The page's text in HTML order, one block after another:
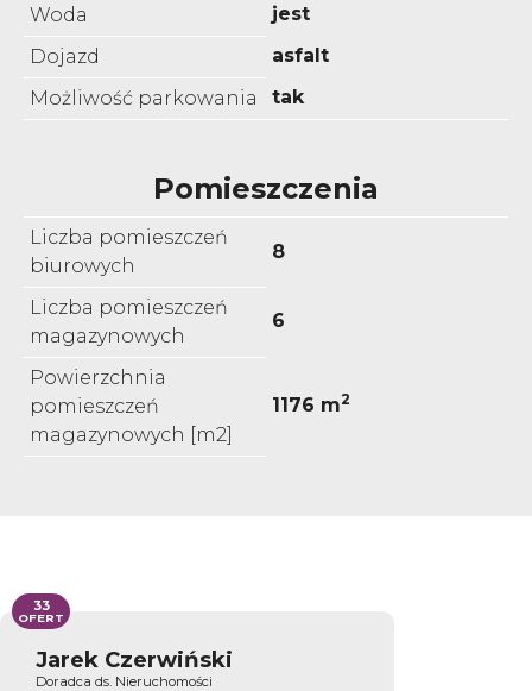
Woda
jest
Dojazd
asfalt
Możliwość parkowania
tak
Pomieszczenia
Liczba pomieszczeń
biurowych
8
Liczba pomieszczeń
magazynowych
6
Powierzchnia
pomieszczeń
magazynowych [m2]
1176 m2
Jarek Czerwiński
Doradca ds. Nieruchomości
33
OFERT